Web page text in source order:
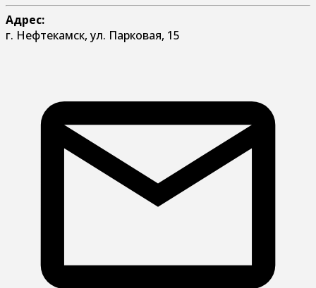
Адрес:
г. Нефтекамск, ул. Парковая, 15